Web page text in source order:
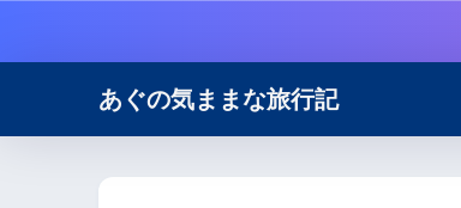
あぐの気ままな旅行記